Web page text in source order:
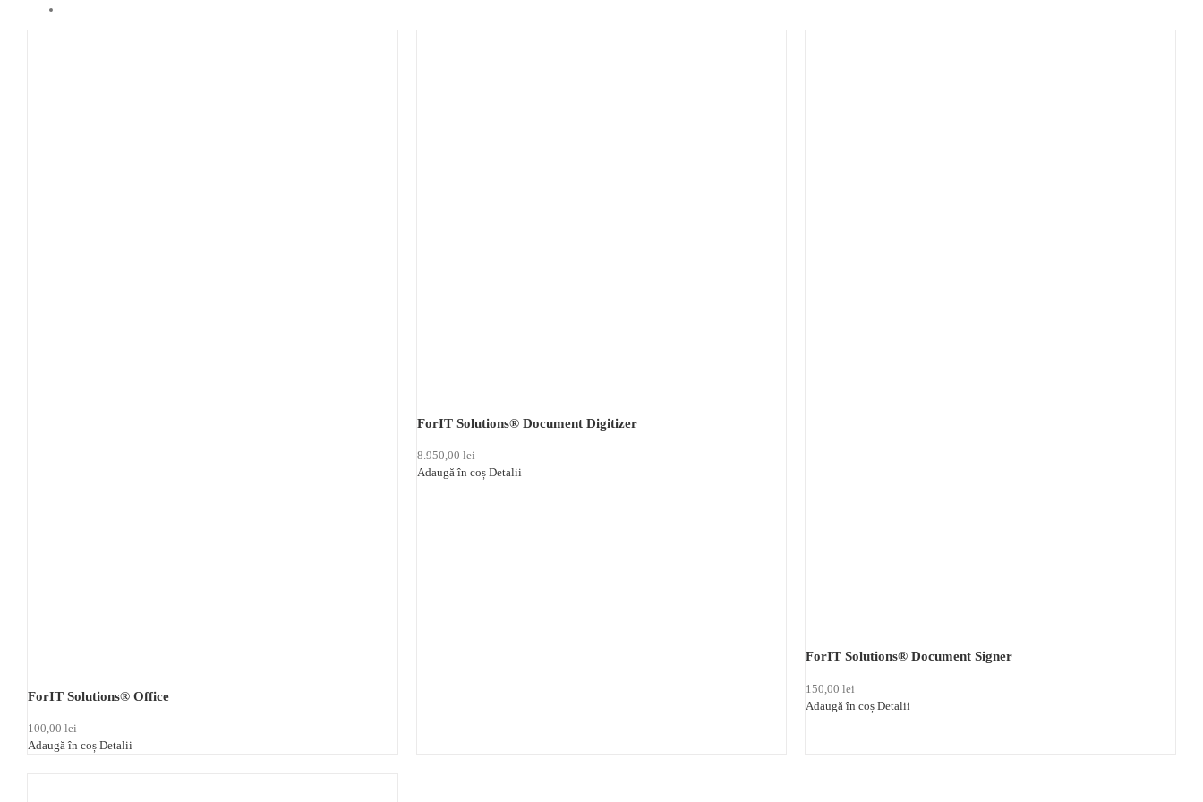
ForIT Solutions® Office
100,00 lei
Adaugă în coș Detalii
ForIT Solutions® Document Digitizer
8.950,00 lei
Adaugă în coș Detalii
ForIT Solutions® Document Signer
150,00lei
Adaugă în coș Detalii